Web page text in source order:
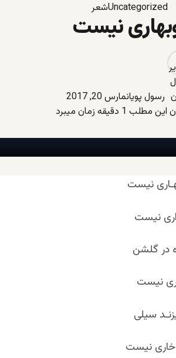
Uncategorizedشعر
نیست
رسول پویانمارس 20, 2017
1 دقیقه زمان میبرد
نیست
نیست
در گلشن
نیست
سیلی
نیست